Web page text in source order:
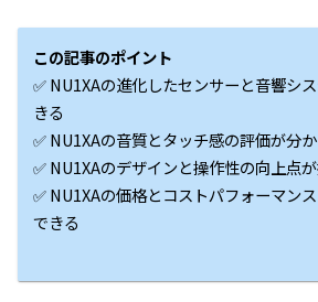
この記事のポイント
✅ NU1XAの進化したセンサーと音響シ
きる
✅ NU1XAの音質とタッチ感の評価が分
✅ NU1XAのデザインと操作性の向上点
✅ NU1XAの価格とコストパフォーマン
できる